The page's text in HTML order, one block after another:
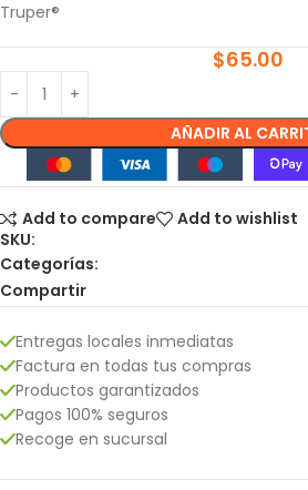
Truper®
$65.00
AÑADIR AL
Add to compare
Add to wishlist
SKU:
Categorías:
Compartir
Entregas locales inmediatas
Factura en todas tus compras
Productos garantizados
Pagos 100% seguros
Recoge en sucursal